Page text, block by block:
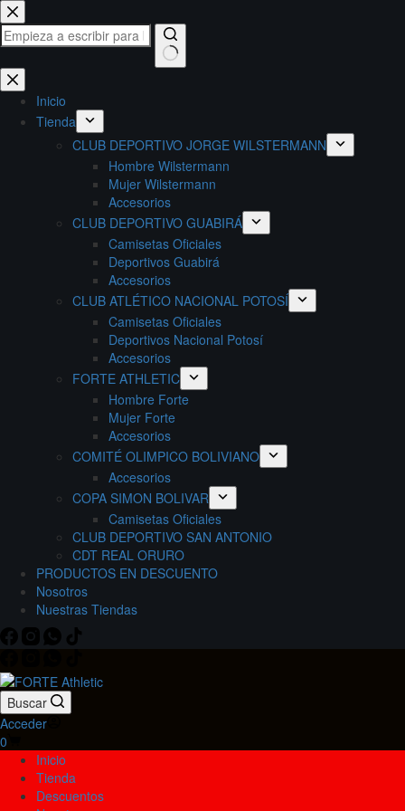
Saltar
al
contenido
Sin
resultados
Inicio
Tienda
CLUB DEPORTIVO JORGE WILSTERMANN
Hombre Wilstermann
Mujer Wilstermann
Accesorios
CLUB DEPORTIVO GUABIRÁ
Camisetas Oficiales
Deportivos Guabirá
Accesorios
CLUB ATLÉTICO NACIONAL POTOSÍ
Camisetas Oficiales
Deportivos Nacional Potosí
Accesorios
FORTE ATHLETIC
Hombre Forte
Mujer Forte
Accesorios
COMITÉ OLIMPICO BOLIVIANO
Accesorios
COPA SIMON BOLIVAR
Camisetas Oficiales
CLUB DEPORTIVO SAN ANTONIO
CDT REAL ORURO
PRODUCTOS EN DESCUENTO
Nosotros
Nuestras Tiendas
Buscar
Acceder
Carro
compra
0
Inicio
Tienda
Descuentos